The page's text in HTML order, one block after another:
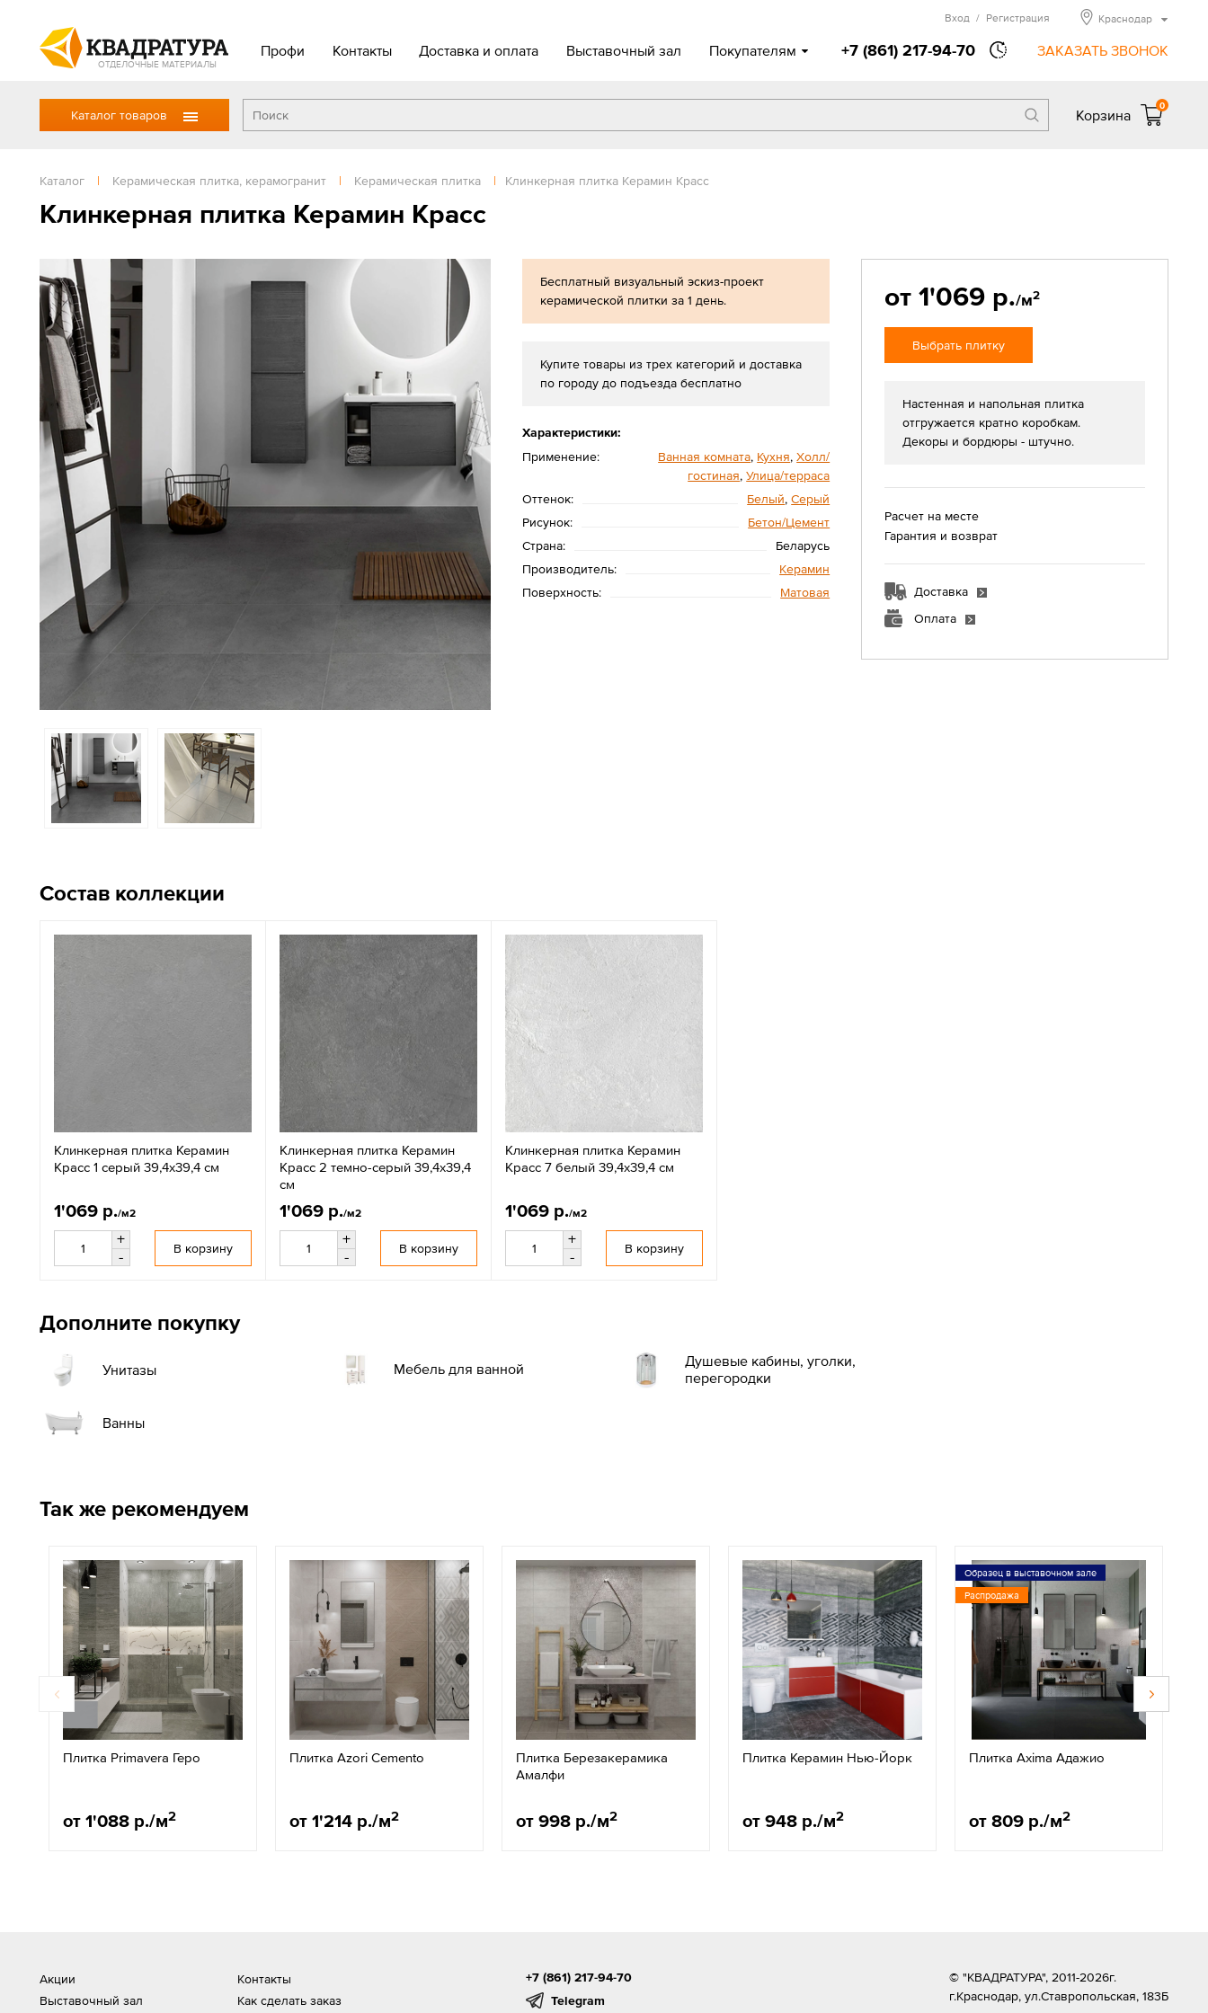
ОТДЕЛОЧНЫЕ МАТЕРИАЛЫ
Профи Контакты Доставка и оплата Выставочный зал Покупателям +7 (861) 217-94-70 ЗАКАЗАТЬ ЗВОНОК
Вход / Регистрация Краснодар
Каталог товаров Корзина
0
Каталог | Керамическая плитка, керамогранит | Керамическая плитка | Клинкерная плитка Керамин Красс
Клинкерная плитка Керамин Красс
Бесплатный визуальный эскиз-проект
керамической плитки за 1 день.
Купите товары из трех категорий и доставка
по городу до подъезда бесплатно
Характеристики:
Применение:
Ванная комната, Кухня,Холл/
гостиная,Улица/терраса
Оттенок:
Белый,Серый
Рисунок:
Бетон/Цемент
Страна:
Беларусь
Производитель:
Керамин
Поверхность:
Матовая
от 1'069 р./м2
Выбрать плитку
Настенная и напольная плитка
отгружается кратно коробкам.
Декоры и бордюры - штучно.
Расчет на месте
Гарантия и возврат
Доставка
Оплата
Состав коллекции
Клинкерная плитка Керамин
Красс 1 серый 39,4x39,4 см
1'069 р./м2
+
-
В корзину
Клинкерная плитка Керамин
Красс 2 темно-серый 39,4x39,4
см
1'069 р./м2
+
-
В корзину
Клинкерная плитка Керамин
Красс 7 белый 39,4x39,4 см
1'069 р./м2
+
-
В корзину
Дополните покупку
Унитазы Мебель для ванной
Душевые кабины, уголки,
перегородки
Ванны
Так же рекомендуем
Плитка Primavera Геро
от 1'088 р./м2
Плитка Azori Cemento
от 1'214 р./м2
Плитка Березакерамика
Амалфи
от 998 р./м2
Плитка Керамин Нью-Йорк
от 948 р./м2
Образец в выставочном зале
Распродажа
Плитка Axima Адажио
от 809 р./м2
Акции
Выставочный зал
Контакты
Как сделать заказ
+7 (861) 217-94-70
Telegram
© "КВАДРАТУРА", 2011-2026г.
г.Краснодар, ул.Ставропольская, 183Б